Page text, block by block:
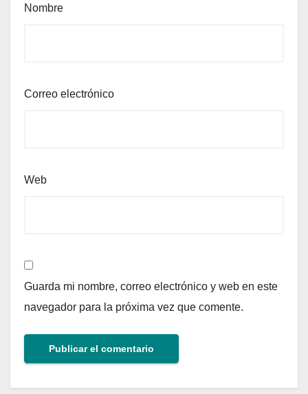
Nombre
Correo electrónico
Web
Guarda mi nombre, correo electrónico y web en este
navegador para la próxima vez que comente.